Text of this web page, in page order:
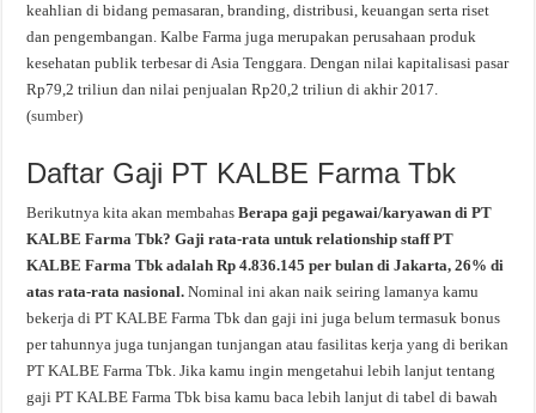
keahlian di bidang pemasaran, branding, distribusi, keuangan serta riset
dan pengembangan. Kalbe Farma juga merupakan perusahaan produk
kesehatan publik terbesar di Asia Tenggara. Dengan nilai kapitalisasi pasar
Rp79,2 triliun dan nilai penjualan Rp20,2 triliun di akhir 2017.
(sumber)
Daftar Gaji PT KALBE Farma Tbk
Berikutnya kita akan membahasBerapa gaji pegawai/karyawan di PT
KALBE Farma Tbk? Gaji rata-rata untuk relationship staff PT
KALBE Farma Tbk adalah Rp 4.836.145 per bulan di Jakarta, 26% di
atas rata-rata nasional.Nominal ini akan naik seiring lamanya kamu
bekerja di PT KALBE Farma Tbk dan gaji ini juga belum termasuk bonus
per tahunnya juga tunjangan tunjangan atau fasilitas kerja yang di berikan
PT KALBE Farma Tbk. Jika kamu ingin mengetahui lebih lanjut tentang
gaji PT KALBE Farma Tbk bisa kamu baca lebih lanjut di tabel di bawah